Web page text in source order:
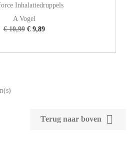
Inhalatiedruppels
A Vogel
€ 10,99 € 9,89
Terug naar boven 